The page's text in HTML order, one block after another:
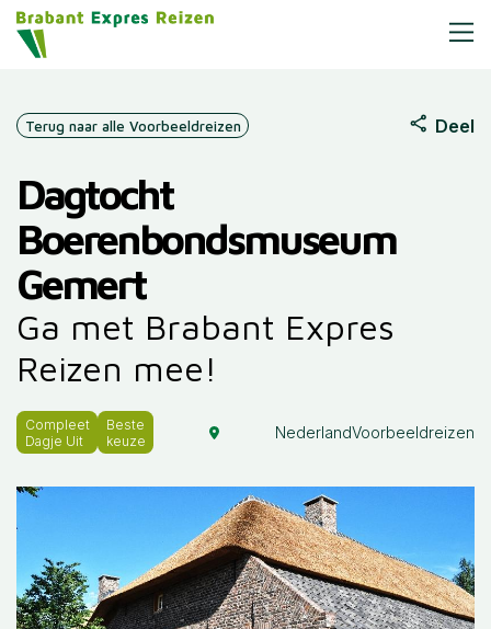
Terug naar alle Voorbeeldreizen Deel
Dagtocht
Boerenbondsmuseum
Gemert
Ga met Brabant Expres
Reizen mee!
Compleet
Dagje Uit
Beste
keuze
NederlandVoorbeeldreizen